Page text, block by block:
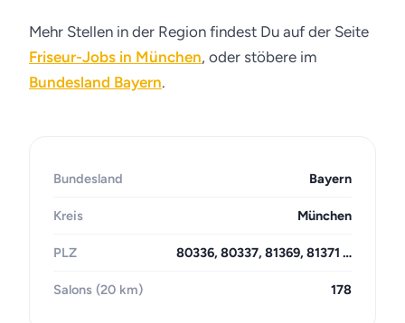
Mehr Stellen in der Region findest Du auf der Seite
Friseur-Jobs in München, oder stöbere im
Bundesland Bayern.
Bundesland Bayern
Kreis München
PLZ 80336, 80337, 81369, 81371 …
Salons (20 km) 178